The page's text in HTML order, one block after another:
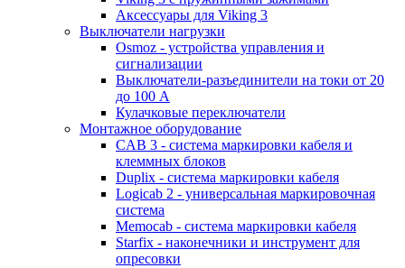
Аксессуары для Viking 3
Выключатели нагрузки
Osmoz - устройства управления и
сигнализации
Выключатели-разъединители на токи от 20
до 100 А
Кулачковые переключатели
Монтажное оборудование
CAB 3 - система маркировки кабеля и
клеммных блоков
Duplix - система маркировки кабеля
Logicab 2 - универсальная маркировочная
система
Memocab - система маркировки кабеля
Starfix - наконечники и инструмент для
опресовки